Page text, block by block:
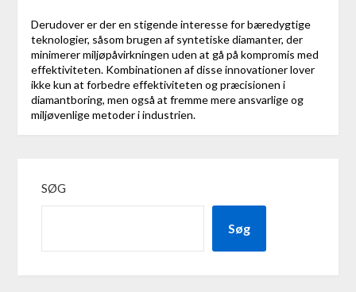
Derudover er der en stigende interesse for bæredygtige
teknologier, såsom brugen af syntetiske diamanter, der
minimerer miljøpåvirkningen uden at gå på kompromis med
effektiviteten. Kombinationen af disse innovationer lover
ikke kun at forbedre effektiviteten og præcisionen i
diamantboring, men også at fremme mere ansvarlige og
miljøvenlige metoder i industrien.
SØG
Søg